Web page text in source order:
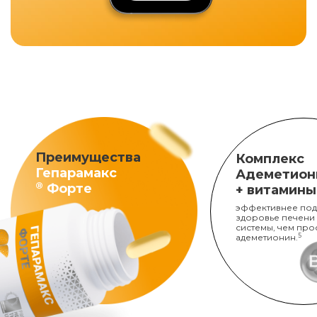
Преимущества
Гепарамакс
® Форте
Комплекс
+
эффективнее
здоровье печени
системы, чем
адеметионин. 5